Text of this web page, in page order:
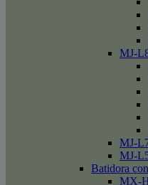
MJ-
MJ-
MJ-
Batidora
MX-